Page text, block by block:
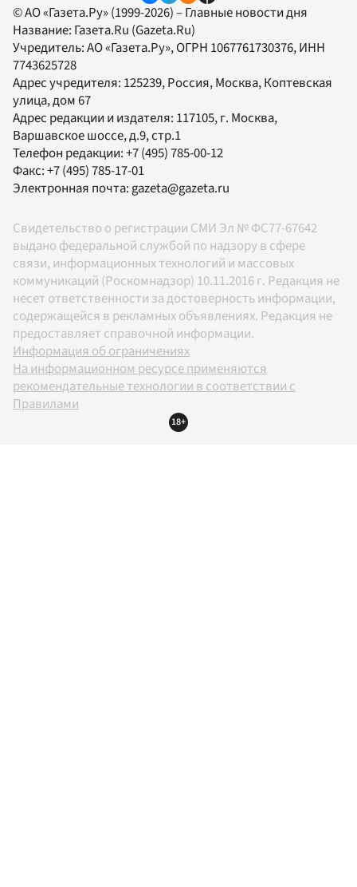
© АО «Газета.Ру» (1999-2026) – Главные новости дня
Название: Газета.Ru (Gazeta.Ru)
Учредитель:АО «Газета.Ру», ОГРН 1067761730376, ИНН
7743625728
Адрес учредителя: 125239, Россия, Москва, Коптевская
улица, дом 67
Адрес редакции и издателя: 117105, г. Москва,
Варшавское шоссе, д.9, стр.1
Телефон редакции:+7 (495) 785-00-12
Факс:+7 (495) 785-17-01
Электронная почта: gazeta@gazeta.ru
Свидетельство о регистрации СМИ Эл № ФС77-67642
выдано федеральной службой по надзору в сфере
связи, информационных технологий и массовых
коммуникаций (Роскомнадзор) 10.11.2016 г. Редакция не
несет ответственности за достоверность информации,
содержащейся в рекламных объявлениях. Редакция не
предоставляет справочной информации.
Информация об ограничениях
На информационном ресурсе применяются
рекомендательные технологии в соответствии с
Правилами
18+